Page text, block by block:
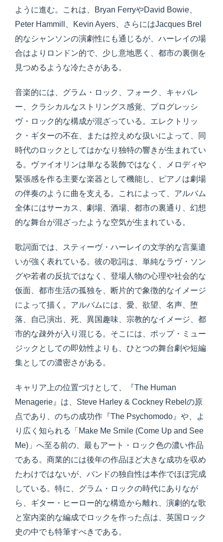
ように進む。これは、Bryan FerryやDavid Bowie、
Peter Hammill、Kevin Ayers、さらにはJacques Brel
的なシャンソンの演劇性にも通じるが、ハーレイの場
合はよりロンドン的で、少し意地悪く、都市の裏側を
見つめるような冷たさがある。
音楽的には、グラム・ロック、フォーク、キャバレ
ー、クラシカルなストリングス感覚、プログレッシ
ヴ・ロック的な構成が混ざっている。エレクトリッ
ク・ギターの不在、または控えめな扱いによって、同
時代のロックとしてはかなり独特の響きが生まれてい
る。ヴァイオリンは単なる装飾ではなく、メロディや
緊張感を作る主要な楽器として機能し、ピアノは劇場
の伴奏のように曲を支える。これによって、アルバム
全体にはサーカス、劇場、酒場、都市の裏通り、幻想
的な舞台が混ざったような空気が生まれている。
歌詞面では、スティーヴ・ハーレイの文学的な言葉遣
いが強く表れている。彼の歌詞は、単純なラヴ・ソン
グや若者の反抗ではなく、登場人物の心理や社会的な
仮面、都市生活の孤独を、断片的で象徴的なイメージ
によって描く。アルバムには、愛、欲望、名声、堕
落、自己演出、死、異国趣味、宗教的なイメージ、都
市的な疎外が入り混じる。そこには、ポップ・ミュー
ジックとしての即効性よりも、ひとつの舞台劇や短編
集としての濃密さがある。
キャリア上の位置づけとして、『The Human
Menagerie』は、Steve Harley & Cockney Rebelの原
点であり、のちの成功作『The Psychomodo』や、よ
り広く知られる「Make Me Smile (Come Up and See
Me)」へ至る前の、最もアート・ロック色の濃い作品
である。商業的には後年の作品ほど大きな成功を収め
たわけではないが、バンドの独自性は本作でほぼ完成
している。特に、グラム・ロックの時代にありなが
ら、ギター・ヒーロー的な構造から離れ、演劇的な歌
と室内楽的な編成でロックを作った点は、英国ロック
史の中でも特筆すべきである。